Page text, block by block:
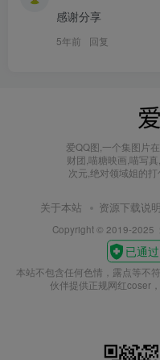
感谢分享
5年前 回复
爱QQ图,一个集图片
财团,喵糖映画,喵写
次元,绝对领域姐的
关于本站 资源下载说明
Copyright © 2019-2025
本站不包含任何色情，露点等不
伙伴提供正规网红coser